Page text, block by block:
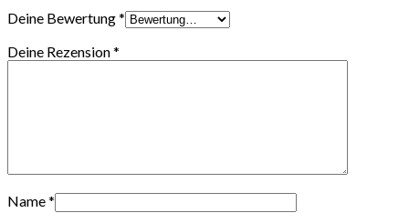
Deine Bewertung*
Deine Rezension*
Name*